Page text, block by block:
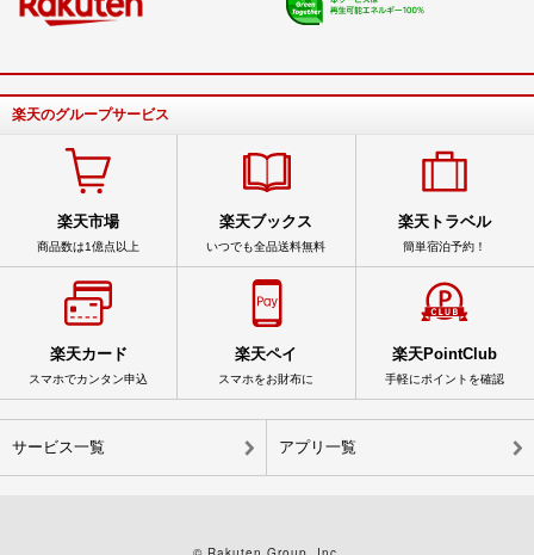
楽天のグループサービス
楽天市場
商品数は1億点以上
楽天ブックス
いつでも全品送料無料
楽天トラベル
簡単宿泊予約！
楽天カード
スマホでカンタン申込
楽天ペイ
スマホをお財布に
楽天PointClub
手軽にポイントを確認
サービス一覧 アプリ一覧